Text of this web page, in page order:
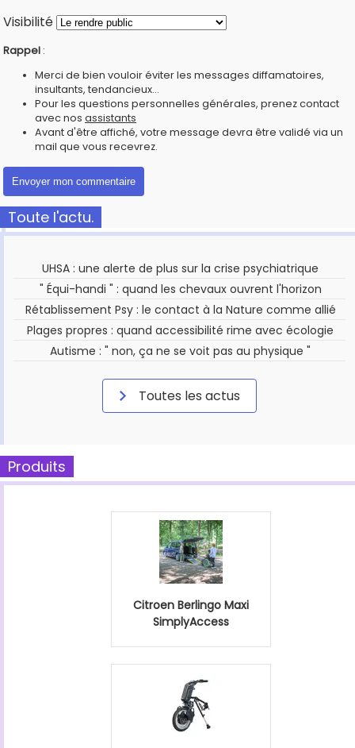
Visibilité
Rappel :
Merci de bien vouloir éviter les messages diffamatoires,
insultants, tendancieux...
Pour les questions personnelles générales, prenez contact
avec nos assistants
Avant d'être affiché, votre message devra être validé via un
mail que vous recevrez.
Toute l'actu.
UHSA : une alerte de plus sur la crise psychiatrique
" Équi-handi " : quand les chevaux ouvrent l'horizon
Rétablissement Psy : le contact à la Nature comme allié
Plages propres : quand accessibilité rime avec écologie
Autisme : " non, ça ne se voit pas au physique "
Toutes les actus
Produits
Citroen Berlingo Maxi
SimplyAccess